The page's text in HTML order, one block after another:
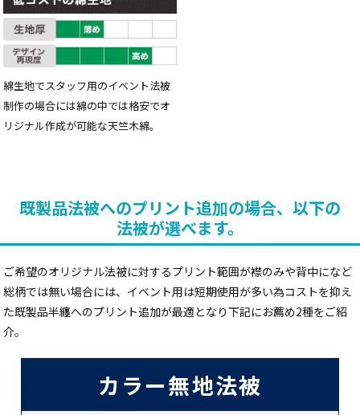
綿生地でスタッフ用のイベント法被
制作の場合には綿の中では格安でオ
リジナル作成が可能な天竺木綿。
既製品法被へのプリント追加の場合、以下の
法被が選べます。
ご希望のオリジナル法被に対するプリント範囲が襟のみや背中になど
総柄では無い場合には、イベント用は短期使用が多い為コストを抑え
た既製品半纏へのプリント追加が最適となり下記にお薦め2種をご紹
介。
カラー無地法被